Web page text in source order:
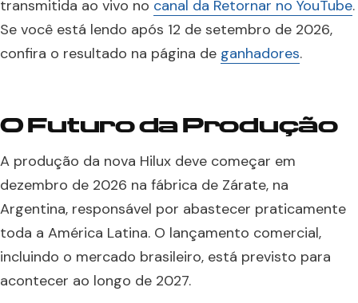
transmitida ao vivo no canal da Retornar no YouTube.
Se você está lendo após 12 de setembro de 2026,
confira o resultado na página de ganhadores.
O Futuro da Produção
A produção da nova Hilux deve começar em
dezembro de 2026 na fábrica de Zárate, na
Argentina, responsável por abastecer praticamente
toda a América Latina. O lançamento comercial,
incluindo o mercado brasileiro, está previsto para
acontecer ao longo de 2027.